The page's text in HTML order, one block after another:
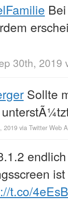
30th, 2019
Sollte
2019 via Twitter Web
endlich
t.co/